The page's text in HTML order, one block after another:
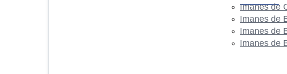
Imanes de
Imanes de
Imanes de
Imanes de